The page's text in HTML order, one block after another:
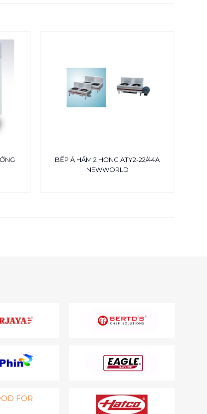
BẾP Á HẦM 2 HỌNG ATY2-22/44A
NEWWORLD